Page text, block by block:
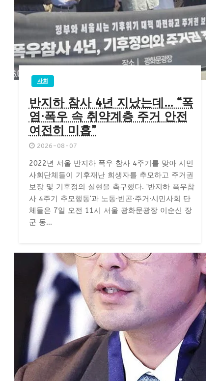
사회
반지하 참사 4년 지났는데… “폭
염·폭우 속 취약계층 주거 안전
여전히 미흡”
2026-08-07
2022년 서울 반지하 폭우 참사 4주기를 맞아 시민
사회단체들이 기후재난 희생자를 추모하고 주거권
보장 및 기후정의 실현을 촉구했다. '반지하 폭우참
사 4주기 추모행동'과 노동·빈곤·주거·시민사회 단
체들은 7일 오전 11시 서울 광화문광장 이순신 장
군 동...